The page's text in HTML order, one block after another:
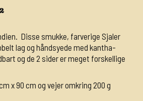
Disse smukke, farverige Sjaler
lag og håndsyede med kantha-
og de 2 sider er meget forskellige
x 90 cm og vejer omkring 200 g